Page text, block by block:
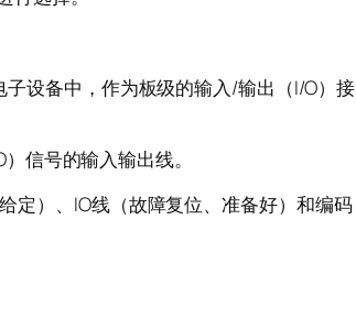
设备中，作为板级的输入/输出（I/O）接
信号的输入输出线。
定）、IO线（故障复位、准备好）和编码